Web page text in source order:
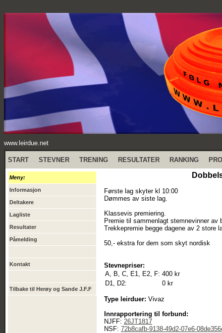
www.leirdue.net
START STEVNER TRENING RESULTATER RANKING
Meny:
Informasjon
Deltakere
Lagliste
Resultater
Påmelding
Kontakt
Tilbake til Herøy og Sande J.F.F
Første lag skyter kl 10:00
Dømmes av siste lag.
Klassevis premiering.
Premie til sammenlagt stemnevinner av
Trekkepremie begge dagene av 2 store
50,- ekstra for dem som skyt nordisk
Stevnepriser:
A, B, C, E1, E2, F: 400 kr
D1, D2:
0 kr
Type leirduer: Vivaz
Innrapportering til forbund:
NJFF: 26JT1817
NSF: 72b8cafb-9138-49d2-07e6-